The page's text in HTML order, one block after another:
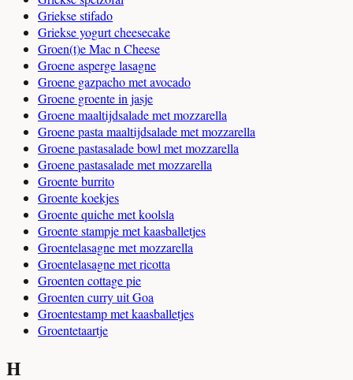
Griekse stifado
Griekse yogurt cheesecake
Groen(t)e Mac n Cheese
Groene asperge lasagne
Groene gazpacho met avocado
Groene groente in jasje
Groene maaltijdsalade met mozzarella
Groene pasta maaltijdsalade met mozzarella
Groene pastasalade bowl met mozzarella
Groene pastasalade met mozzarella
Groente burrito
Groente koekjes
Groente quiche met koolsla
Groente stampje met kaasballetjes
Groentelasagne met mozzarella
Groentelasagne met ricotta
Groenten cottage pie
Groenten curry uit Goa
Groentestamp met kaasballetjes
Groentetaartje
H